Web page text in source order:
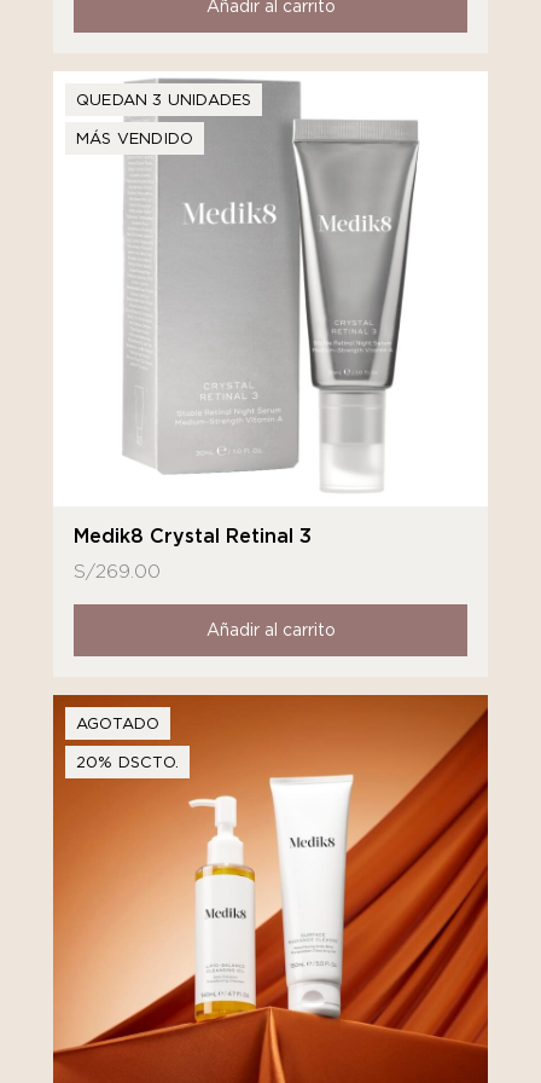
Añadir al carrito
QUEDAN 3 UNIDADES
MÁS VENDIDO
Medik8 Crystal Retinal 3
S/269.00
Añadir al carrito
AGOTADO
20% DSCTO.